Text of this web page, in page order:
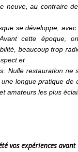
neuve, au contraire
se développe,
Avant cette époque,
beaucoup trop
et
Nulle restauration ne
longue pratique
amateurs les plus
vos expériences avant